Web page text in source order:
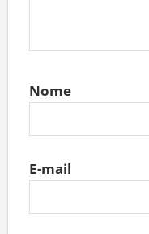
Nome
E-mail